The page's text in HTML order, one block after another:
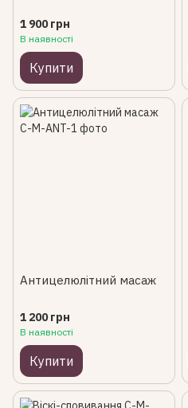
1 900 грн
В наявності
Купити
Антицелюлітний масаж
1 200 грн
В наявності
Купити